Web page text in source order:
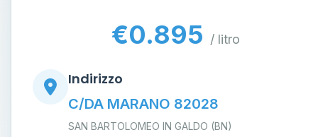
€0.895 / litro
Indirizzo
C/DA MARANO 82028
SAN BARTOLOMEO IN GALDO (BN)